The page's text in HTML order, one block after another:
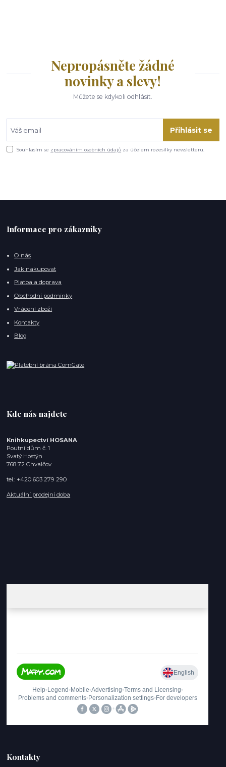
Nepropásněte žádné
novinky a slevy!
Můžete se kdykoli odhlásit.
Přihlásit se
Souhlasím se zpracováním osobních údajů za účelem rozesílky newsletteru.
Informace pro zákazníky
O nás
Jak nakupovat
Platba a doprava
Obchodní podmínky
Vrácení zboží
Kontakty
Blog
Kde nás najdete
Knihkupectví HOSANA
Poutní dům č. 1
Svatý Hostýn
768 72 Chvalčov
tel.: +420 603 279 290
Aktuální prodejní doba
Kontakty